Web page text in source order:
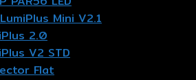
Mini V2.1
2.0
V2 STD
Flat